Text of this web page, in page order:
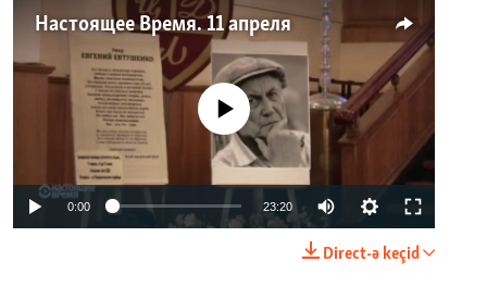
Настоящее Время. 11 апреля
No media source currently available
0:00 23:20
Direct-ə keçid